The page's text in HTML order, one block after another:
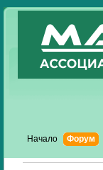
Начало Форум